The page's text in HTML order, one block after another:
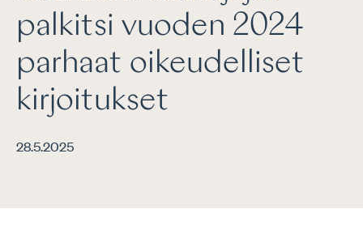
palkitsi vuoden 2024
parhaat oikeudelliset
kirjoitukset
28.5.2025